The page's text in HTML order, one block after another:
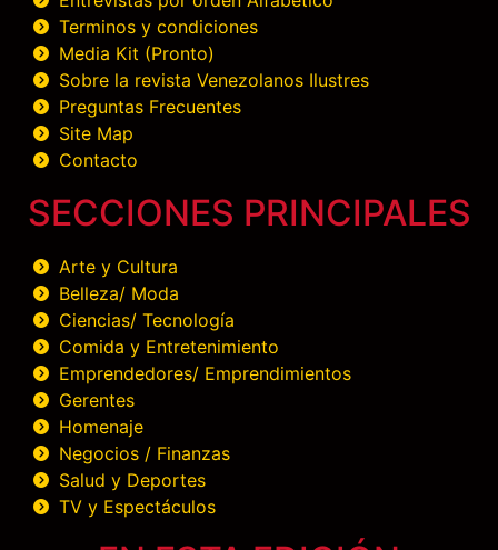
Terminos y condiciones
Media Kit (Pronto)
Sobre la revista Venezolanos Ilustres
Preguntas Frecuentes
Site Map
Contacto
SECCIONES PRINCIPALES
Arte y Cultura
Belleza/ Moda
Ciencias/ Tecnología
Comida y Entretenimiento
Emprendedores/ Emprendimientos
Gerentes
Homenaje
Negocios / Finanzas
Salud y Deportes
TV y Espectáculos